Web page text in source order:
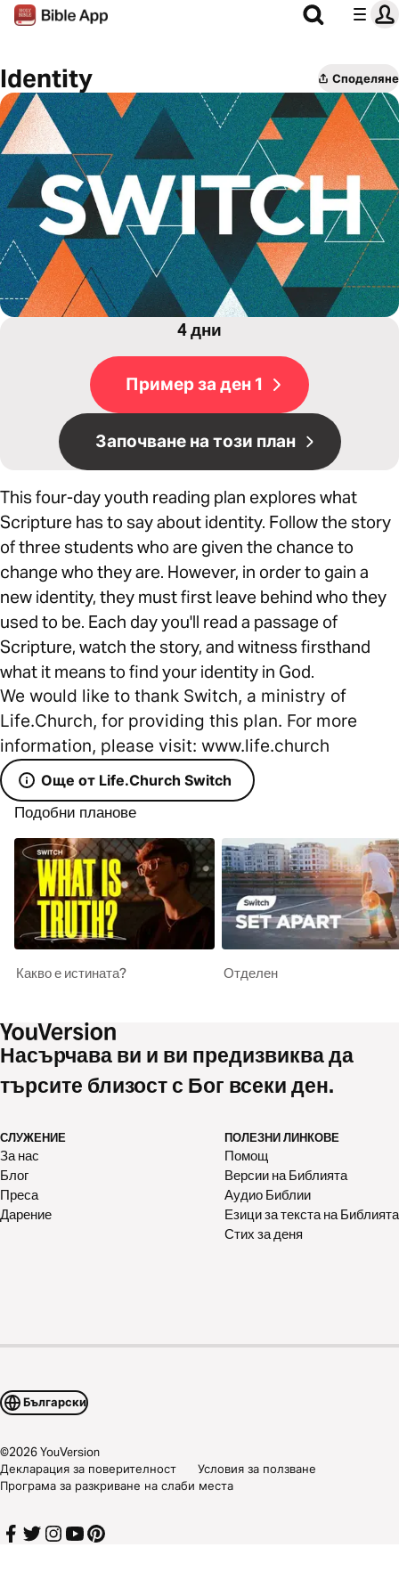
Identity Споделяне
4 дни
Пример за ден 1
Започване на този план
This four-day youth reading plan explores what
Scripture has to say about identity. Follow the story
of three students who are given the chance to
change who they are. However, in order to gain a
new identity, they must first leave behind who they
used to be. Each day you'll read a passage of
Scripture, watch the story, and witness firsthand
what it means to find your identity in God.
We would like to thank Switch, a ministry of
Life.Church, for providing this plan. For more
information, please visit: www.life.church
Още от Life.Church Switch
Подобни планове
Какво е истината? Отделен
Насърчава ви и ви предизвиква да
търсите близост с Бог всеки ден.
СЛУЖЕНИЕ
За нас
Блог
Преса
Дарение
ПОЛЕЗНИ ЛИНКОВЕ
Помощ
Версии на Библията
Аудио Библии
Езици за текста на Библията
Стих за деня
Български
©2026YouVersion
Декларация за поверителност
Условия за ползване
Програма за разкриване на слаби места